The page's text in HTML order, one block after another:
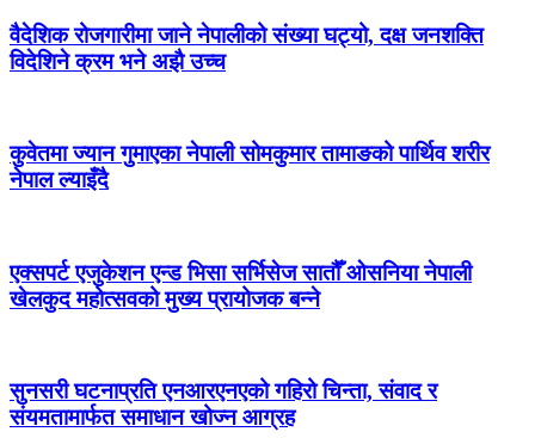
वैदेशिक रोजगारीमा जाने नेपालीको संख्या घट्यो, दक्ष जनशक्ति
विदेशिने क्रम भने अझै उच्च
कुवेतमा ज्यान गुमाएका नेपाली सोमकुमार तामाङको पार्थिव शरीर
नेपाल ल्याइँदै
एक्सपर्ट एजुकेशन एन्ड भिसा सर्भिसेज सातौँ ओसनिया नेपाली
खेलकुद महोत्सवको मुख्य प्रायोजक बन्ने
सुनसरी घटनाप्रति एनआरएनएको गहिरो चिन्ता, संवाद र
संयमतामार्फत समाधान खोज्न आग्रह